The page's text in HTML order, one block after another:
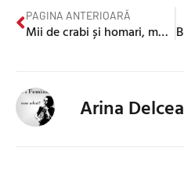
PAGINA ANTERIOARĂ
Mii de crabi și homari, morți pe coasta de NE a Marii Britanii. Nimeni nu știe de ce
Arina Delcea